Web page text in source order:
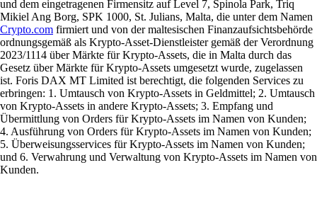
und dem eingetragenen Firmensitz auf Level 7, Spinola Park, Triq
Mikiel Ang Borg, SPK 1000, St. Julians, Malta, die unter dem Namen
Crypto.com firmiert und von der maltesischen Finanzaufsichtsbehörde
ordnungsgemäß als Krypto-Asset-Dienstleister gemäß der Verordnung
2023/1114 über Märkte für Krypto-Assets, die in Malta durch das
Gesetz über Märkte für Krypto-Assets umgesetzt wurde, zugelassen
ist. Foris DAX MT Limited ist berechtigt, die folgenden Services zu
erbringen: 1. Umtausch von Krypto-Assets in Geldmittel; 2. Umtausch
von Krypto-Assets in andere Krypto-Assets; 3. Empfang und
Übermittlung von Orders für Krypto-Assets im Namen von Kunden;
4. Ausführung von Orders für Krypto-Assets im Namen von Kunden;
5. Überweisungsservices für Krypto-Assets im Namen von Kunden;
und 6. Verwahrung und Verwaltung von Krypto-Assets im Namen von
Kunden.